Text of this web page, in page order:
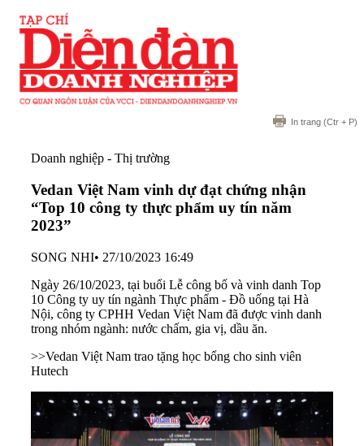
In trang (Ctr + P)
Doanh nghiệp - Thị trường
Vedan Việt Nam vinh dự đạt chứng nhận
“Top 10 công ty thực phẩm uy tín năm
2023”
SONG NHI• 27/10/2023 16:49
Ngày 26/10/2023, tại buổi Lễ công bố và vinh danh Top
10 Công ty uy tín ngành Thực phẩm - Đồ uống tại Hà
Nội, công ty CPHH Vedan Việt Nam đã được vinh danh
trong nhóm ngành: nước chấm, gia vị, dầu ăn.
>>Vedan Việt Nam trao tặng học bổng cho sinh viên
Hutech